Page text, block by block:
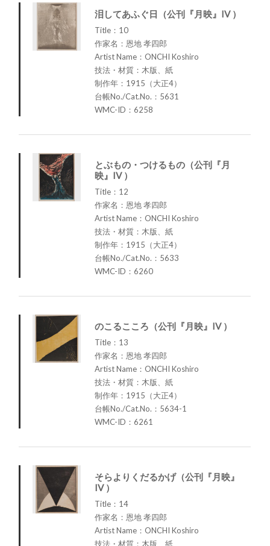
泪してあふぐ日（公刊『月映』IV ）
Title：10
作家名：恩地 孝四郎
Artist Name：ONCHI Koshiro
技法・材質：木版、紙
制作年：1915（大正4）
台帳No./Cat.No.：5631
WMC-ID：6258
とぶもの・つけるもの（公刊『月
映』IV ）
Title：12
作家名：恩地 孝四郎
Artist Name：ONCHI Koshiro
技法・材質：木版、紙
制作年：1915（大正4）
台帳No./Cat.No.：5633
WMC-ID：6260
のこるこころ（公刊『月映』IV ）
Title：13
作家名：恩地 孝四郎
Artist Name：ONCHI Koshiro
技法・材質：木版、紙
制作年：1915（大正4）
台帳No./Cat.No.：5634-1
WMC-ID：6261
そらよりくだるかげ（公刊『月映』
IV ）
Title：14
作家名：恩地 孝四郎
Artist Name：ONCHI Koshiro
技法・材質：木版、紙